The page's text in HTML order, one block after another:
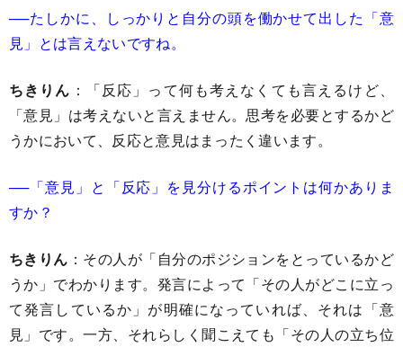
──たしかに、しっかりと自分の頭を働かせて出した「意
見」とは言えないですね。
ちきりん ：「反応」って何も考えなくても言えるけど、
「意見」は考えないと言えません。思考を必要とするかど
うかにおいて、反応と意見はまったく違います。
──「意見」と「反応」を見分けるポイントは何かありま
すか？
ちきりん ：その人が「自分のポジションをとっているかど
うか」でわかります。発言によって「その人がどこに立っ
て発言しているか」が明確になっていれば、それは「意
見」です。一方、それらしく聞こえても「その人の立ち位